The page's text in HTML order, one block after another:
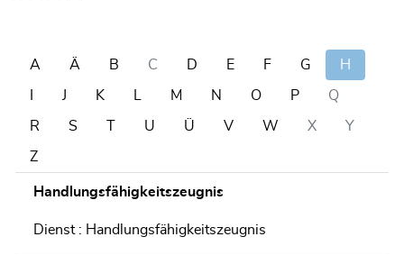
A Ä B C D E F G H
J K M N O P Q
R S U Ü V W X Y
Z
Handlungsfähigkeitszeugnis
Dienst : Handlungsfähigkeitszeugnis